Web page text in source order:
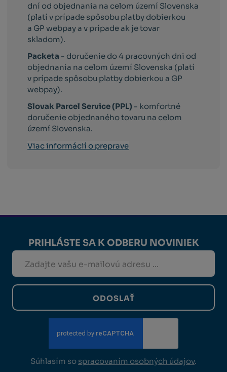
dní od objednania na celom území Slovenska
(platí v prípade spôsobu platby dobierkou
a GP webpay a v prípade ak je tovar
skladom).
Packeta - doručenie do 4 pracovných dni od
objednania na celom území Slovenska (platí
v prípade spôsobu platby dobierkou a GP
webpay).
Slovak Parcel Service (PPL) - komfortné
doručenie objednaného tovaru na celom
území Slovenska.
Viac informácií o preprave
PRIHLÁSTE SA K ODBERU NOVINIEK
ODOSLAŤ
Súhlasím so spracovaním osobných údajov.